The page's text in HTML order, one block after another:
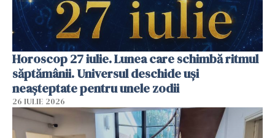
Horoscop 27 iulie. Lunea care schimbă ritmul
săptămânii. Universul deschide uși
neașteptate pentru unele zodii
26 IULIE 2026